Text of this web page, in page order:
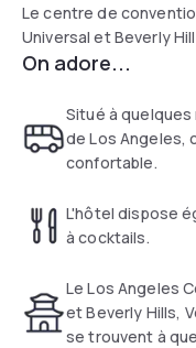
Le centre de
Universal et Beverly
de l'hôtel.
On adore...
Situé à
de Los Angeles,
confortable.
L'hôtel dispose
à cocktails.
Le Los Angeles
et Beverly Hills,
se trouvent à